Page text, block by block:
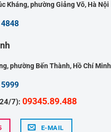
Kháng, phường Giảng Võ, Hà Nội
phường Bến Thành, Hồ Chí Minh
7): 09345.89.488
E-MAIL